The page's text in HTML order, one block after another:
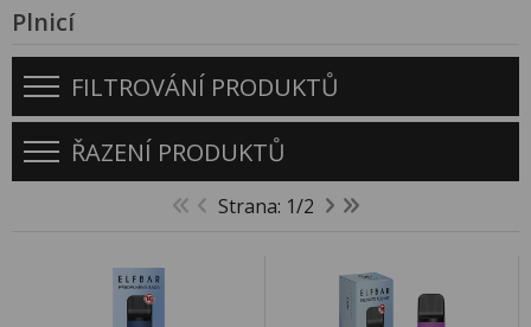
Plnicí
FILTROVÁNÍ PRODUKTŮ
ŘAZENÍ PRODUKTŮ
Strana: 1/2